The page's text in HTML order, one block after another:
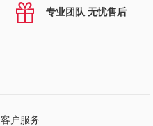
专业团队 无忧售后
客户服务